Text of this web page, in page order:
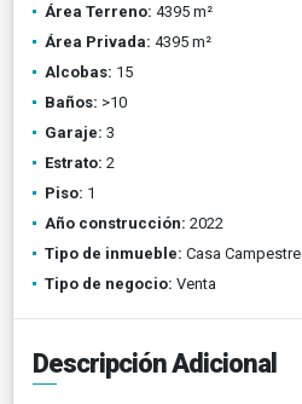
Área Terreno: 4395 m²
Área Privada: 4395 m²
Alcobas: 15
Baños: >10
Garaje: 3
Estrato: 2
Piso: 1
Año construcción: 2022
Tipo de inmueble: Casa Campestre
Tipo de negocio: Venta
Descripción Adicional